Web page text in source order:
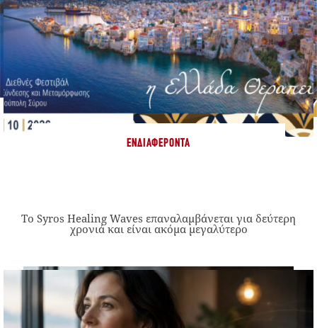
ΕΝΔΙΑΦΈΡΟΝΤΑ
Το Syros Healing Waves επαναλαμβάνεται για δεύτερη
χρονιά και είναι ακόμα μεγαλύτερο